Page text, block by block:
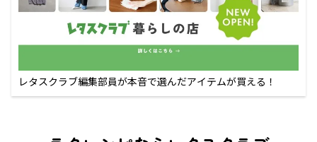
レタスクラブ編集部員が本音で選んだアイテムが買える！